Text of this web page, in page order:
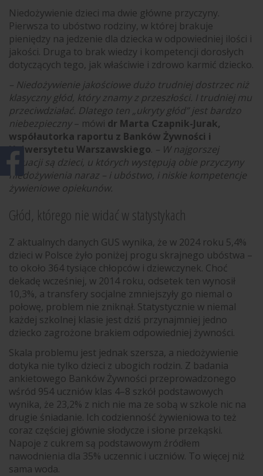
Niedożywienie dzieci ma dwie główne przyczyny.
Pierwsza to ubóstwo rodziny, w której brakuje
pieniędzy na jedzenie dla dziecka w odpowiedniej ilości i
jakości. Druga to brak wiedzy i kompetencji dorosłych
dotyczących tego, jak właściwie i zdrowo karmić dziecko.
– Niedożywienie jakościowe dużo trudniej dostrzec niż
klasyczny głód, który znamy z przeszłości. I trudniej mu
przeciwdziałać. Dlatego ten „ukryty głód” jest bardzo
niebezpieczny– mówi dr Marta Czapnik-Jurak,
współautorka raportu z Banków Żywności i
Uniwersytetu Warszawskiego. – W najgorszej
sytuacji są dzieci, u których występują obie przyczyny
niedożywienia naraz – i ubóstwo, i niskie kompetencje
żywieniowe opiekunów.
Głód, którego nie widać w statystykach
Z aktualnych danych GUS wynika, że w 2024 roku 5,4%
dzieci w Polsce żyło poniżej progu skrajnego ubóstwa –
to około 364 tysiące chłopców i dziewczynek. Choć
dekadę wcześniej, w 2014 roku, odsetek ten wynosił
10,3%, a transfery socjalne zmniejszyły go niemal o
połowę, problem nie zniknął. Statystycznie w niemal
każdej szkolnej klasie jest dziś przynajmniej jedno
dziecko zagrożone brakiem odpowiedniej żywności.
Skala problemu jest jednak szersza, a niedożywienie
dotyka nie tylko dzieci z ubogich rodzin. Z badania
ankietowego Banków Żywności przeprowadzonego
wśród 954 uczniów klas 4–8 szkół podstawowych
wynika, że 23,2% z nich nie ma ze sobą w szkole nic na
drugie śniadanie. Ich codzienność żywieniowa to też
coraz częściej głównie słodycze i słone przekąski.
Napoje z cukrem są podstawowym źródłem
nawodnienia dla 35% uczennic i uczniów. To więcej niż
sama woda.